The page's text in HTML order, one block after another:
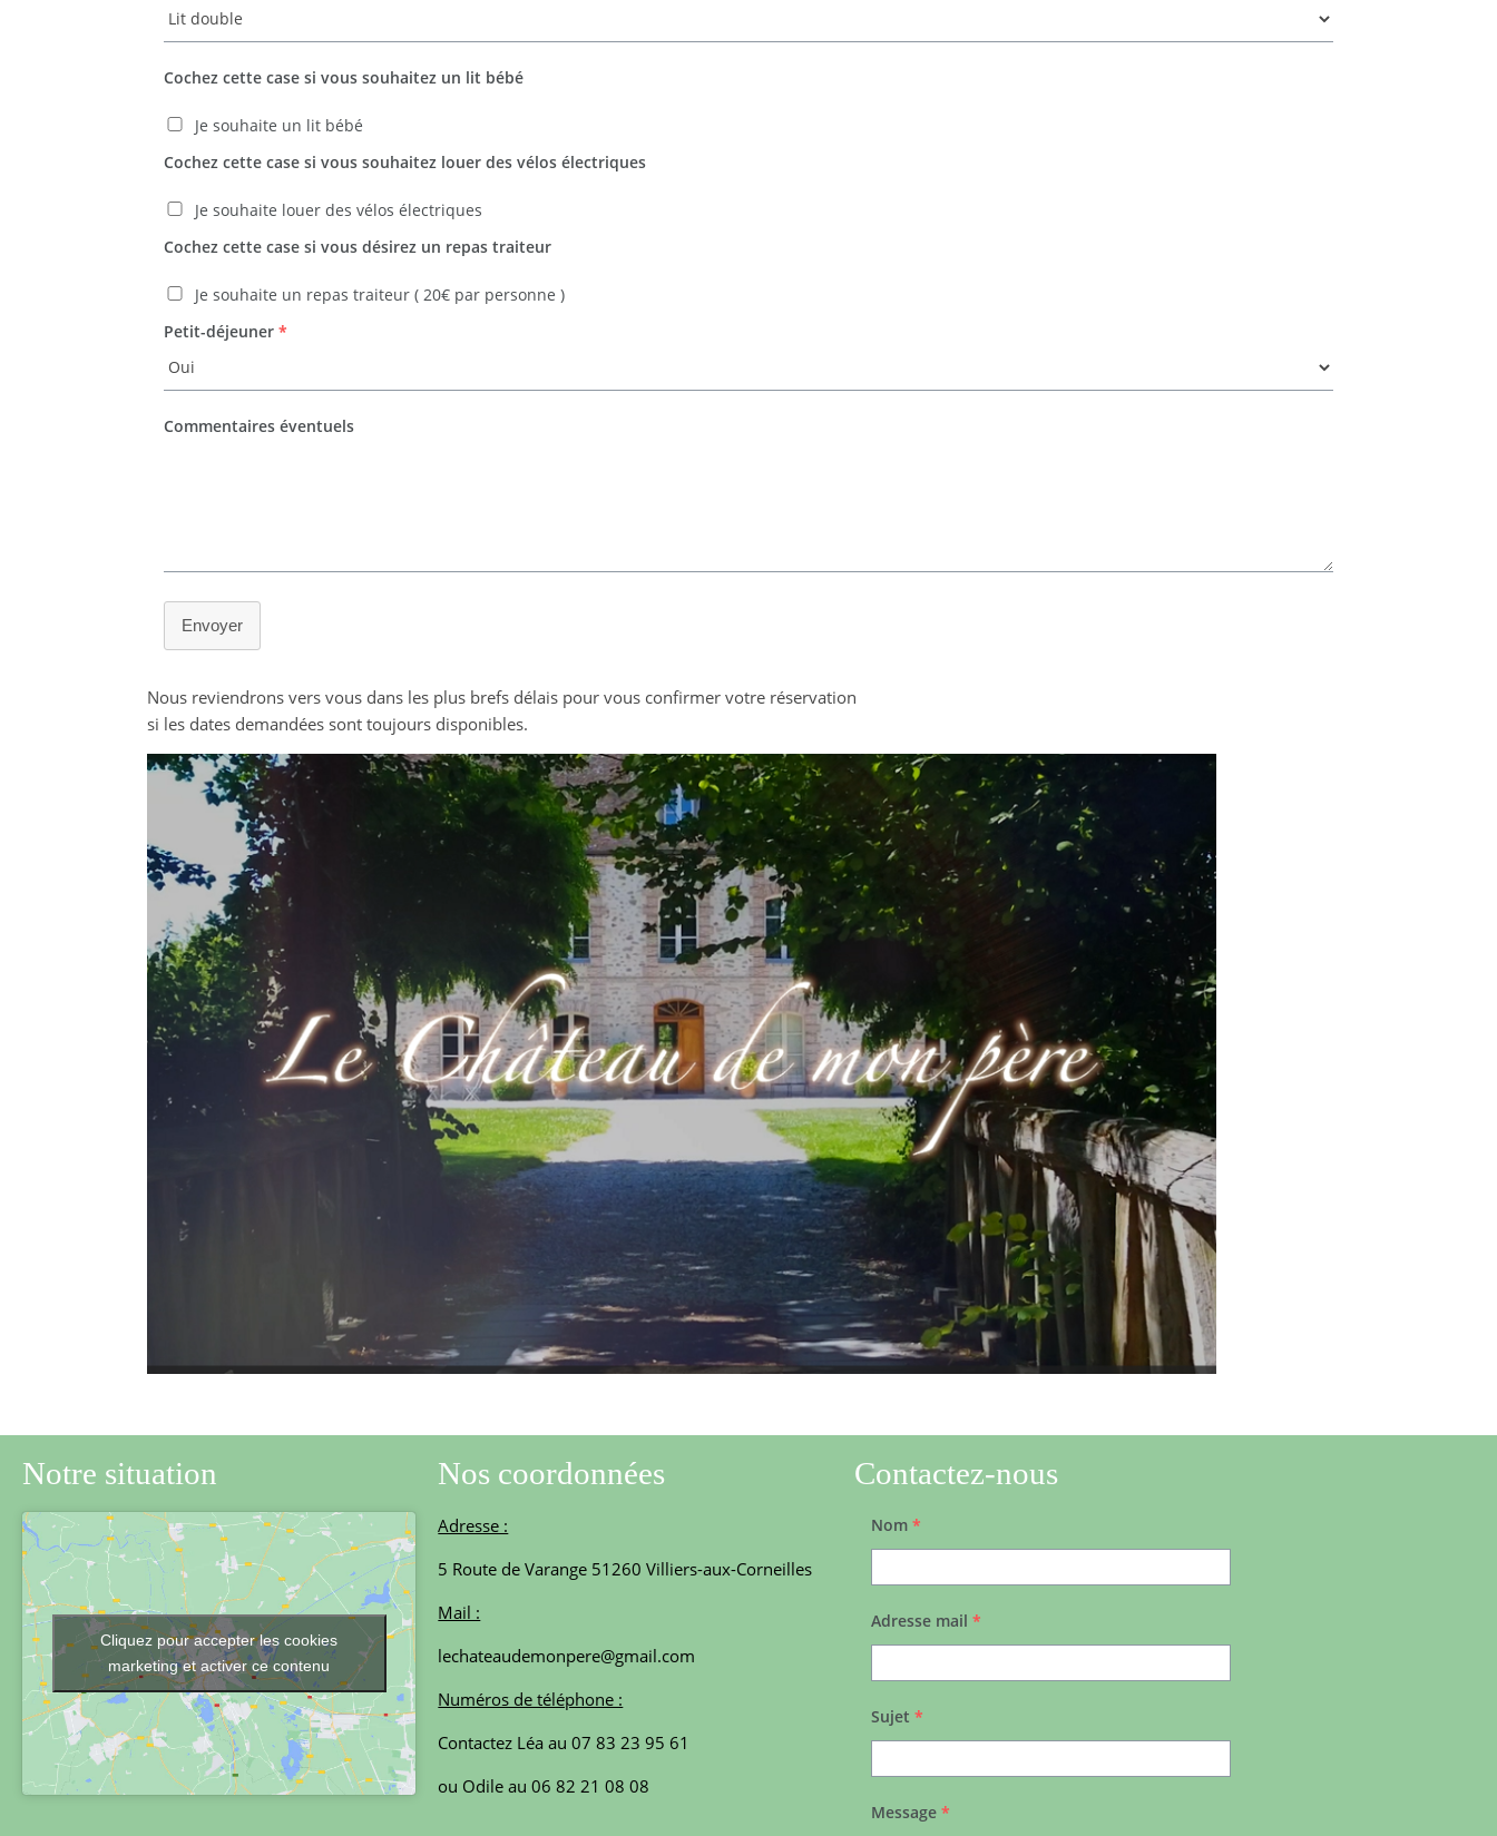
Cochez cette case si vous souhaitez un lit bébé
Je souhaite un lit bébé
Cochez cette case si vous souhaitez louer des vélos électriques
Je souhaite louer des vélos électriques
Cochez cette case si vous désirez un repas traiteur
Je souhaite un repas traiteur ( 20€ par personne )
Petit-déjeuner *
Commentaires éventuels
Envoyer
Nous reviendrons vers vous dans les plus brefs délais pour vous confirmer votre réservation
si les dates demandées sont toujours disponibles.
Notre situation
Cliquez pour accepter les cookies
marketing et activer ce contenu
Nos coordonnées
Adresse :
5 Route de Varange 51260 Villiers-aux-Corneilles
Mail :
lechateaudemonpere@gmail.com
Numéros de téléphone :
Contactez Léa au 07 83 23 95 61
ou Odile au 06 82 21 08 08
Contactez-nous
Nom *
Adresse mail *
Sujet *
Message *